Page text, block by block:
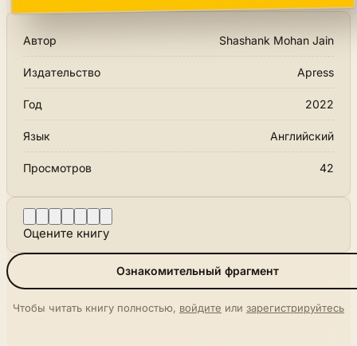
Автор Shashank Mohan Jain
Издательство Apress
Год 2022
Язык Английский
Просмотров 42
Оцените книгу
Ознакомительный фрагмент
Чтобы читать книгу полностью, войдите или зарегистрируйтесь